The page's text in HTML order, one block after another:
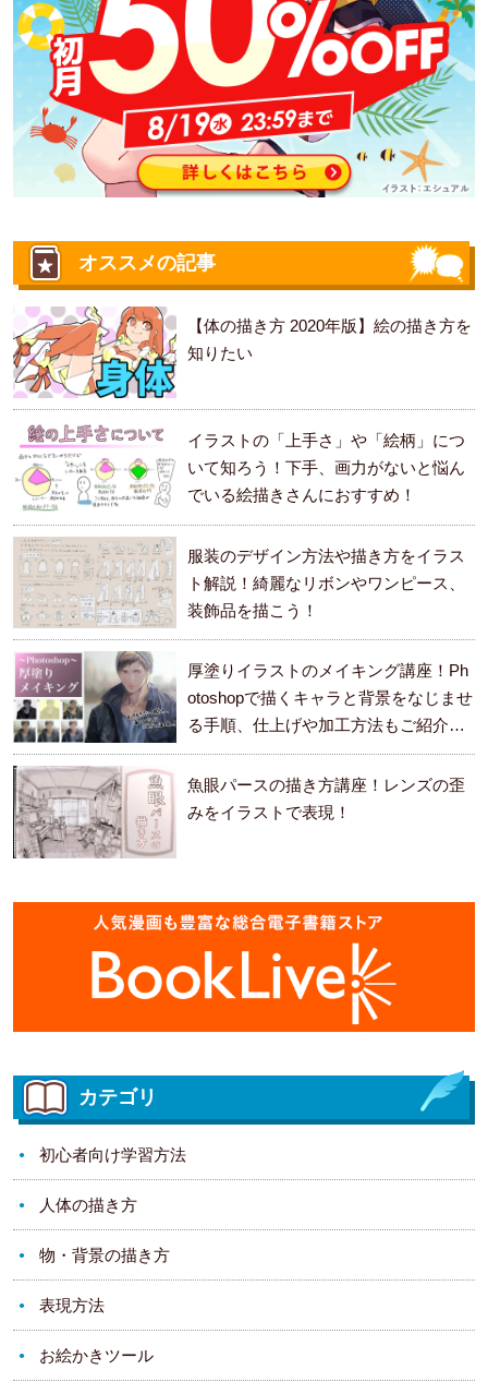
オススメの記事
【体の描き方 2020年版】絵の描き方を
知りたい
イラストの「上手さ」や「絵柄」につ
いて知ろう！下手、画力がないと悩ん
でいる絵描きさんにおすすめ！
服装のデザイン方法や描き方をイラス
ト解説！綺麗なリボンやワンピース、
装飾品を描こう！
厚塗りイラストのメイキング講座！Ph
otoshopで描くキャラと背景をなじませ
る手順、仕上げや加工方法もご紹介し
ます。
魚眼パースの描き方講座！レンズの歪
みをイラストで表現！
カテゴリ
初心者向け学習方法
人体の描き方
物・背景の描き方
表現方法
お絵かきツール